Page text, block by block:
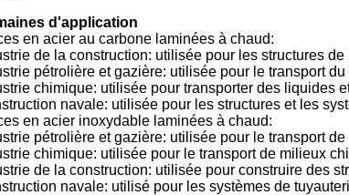
d'application
en acier au carbone laminées à chaud:
de la construction: utilisée pour les structures
pétrolière et gazière: utilisée pour le transport
chimique: utilisée pour transporter des liquides
navale: utilisée pour les structures et les
en acier inoxydable laminées à chaud:
pétrolière et gazière: utilisée pour le transport
chimique: utilisée pour le transport de milieux
de la construction: utilisée pour construire des
navale: utilisé pour les systèmes de